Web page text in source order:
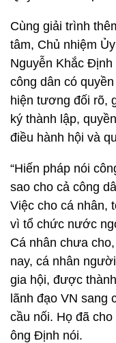
Cùng giải trình
tâm, Chủ nhiệm
Nguyễn Khắc
công dân có
hiện tương đối rõ,
ký thành lập,
điều hành hội và
“Hiến pháp nói
sao cho cả công
Việc cho cá nhân,
vì tổ chức nước
Cá nhân chưa
nay, cá nhân
gia hội, được
lãnh đạo VN sang
cầu nối. Họ đã
ông Định nói.